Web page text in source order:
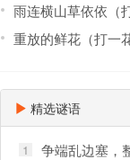
雨连横山草依依（
重放的鲜花（打一
精选谜语
1 争端乱边塞，